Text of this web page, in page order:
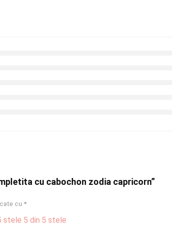
cu cabochon zodia capricorn”
cu *
stele 5 din 5 stele